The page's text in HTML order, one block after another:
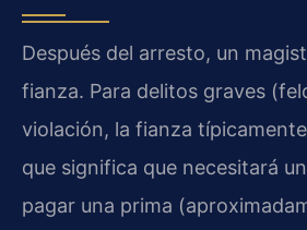
Después del arresto, un
fianza. Para delitos graves
violación, la fianza
que significa que necesitará
pagar una prima